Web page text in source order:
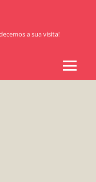
a sua visita!
MENU